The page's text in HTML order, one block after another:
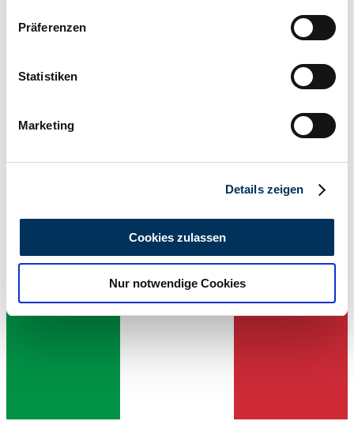
Informationen über Ihre geografische Lage
können
bestimmten Merkmalen (Fingerprinting) identifizieren
Erfahren Sie mehr darüber, wie Ihre persönlichen Daten
analysieren. Außerdem geben wir Informationen zu Ihrer
Verwendung unserer Website an unsere Partner für
soziale Medien, Werbung und Analysen weiter. Unsere
Präferenzen
Statistiken
Marketing
Details zeigen
Cookies zulassen
Nur notwendige Cookies